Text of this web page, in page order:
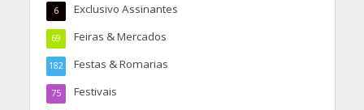
Exclusivo Assinantes
6
Feiras & Mercados
69
Festas & Romarias
182
Festivais
75